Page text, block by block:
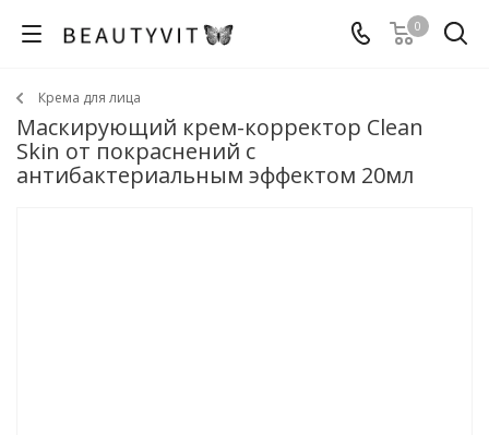
0
Крема для лица
Маскирующий крем-корректор Clean
Skin от покраснений с
антибактериальным эффектом 20мл